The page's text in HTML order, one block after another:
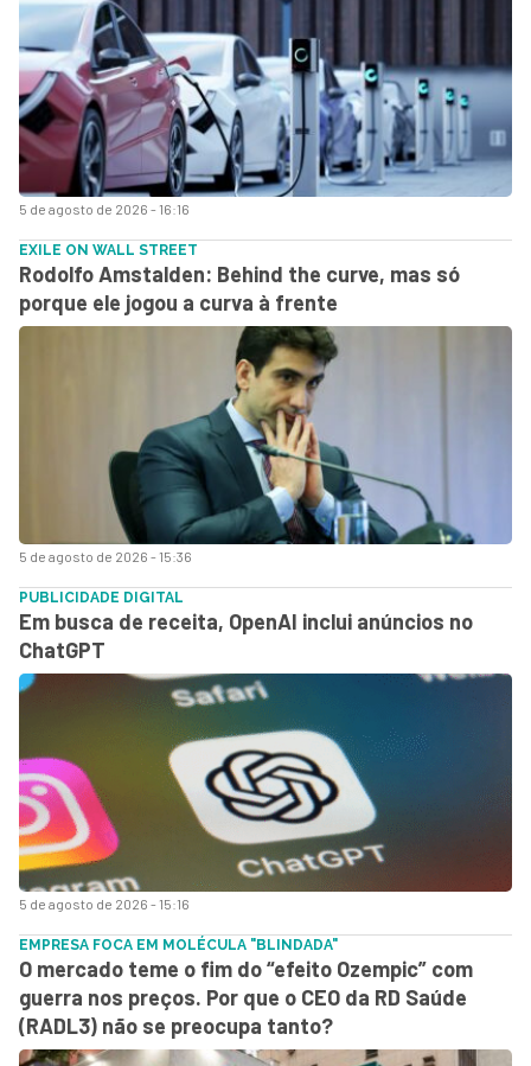
5 de agosto de 2026 - 16:16
5 de agosto de 2026 - 15:36
EXILE ON WALL STREET
Rodolfo Amstalden: Behind the curve, mas só
porque ele jogou a curva à frente
5 de agosto de 2026 - 15:16
PUBLICIDADE DIGITAL
Em busca de receita, OpenAI inclui anúncios no
ChatGPT
EMPRESA FOCA EM MOLÉCULA "BLINDADA"
O mercado teme o fim do “efeito Ozempic” com
guerra nos preços. Por que o CEO da RD Saúde
(RADL3) não se preocupa tanto?